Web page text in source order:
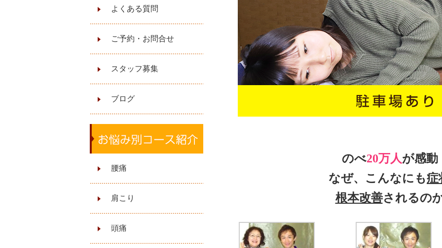
よくある質問
ご予約・お問合せ
スタッフ募集
ブログ
腰痛
肩こり
頭痛
のべ20万人が感動
なぜ、こんなにも症
根本改善されるの